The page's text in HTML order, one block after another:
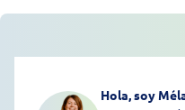
Hola, soy